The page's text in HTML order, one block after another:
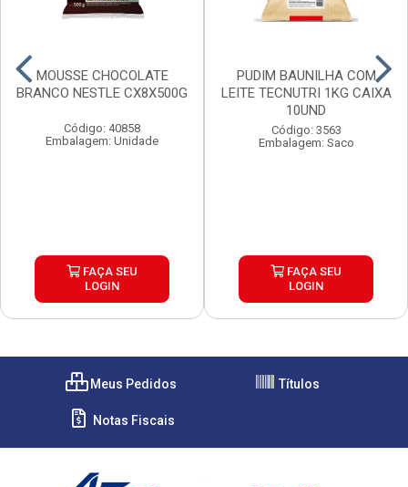
MOUSSE CHOCOLATE
BRANCO NESTLE CX8X500G
Código: 40858
Embalagem: Unidade
FAÇA SEU
LOGIN
PUDIM BAUNILHA COM
LEITE TECNUTRI 1KG CAIXA
10UND
Código: 3563
Embalagem: Saco
FAÇA SEU
LOGIN
Meus Pedidos Títulos
Notas Fiscais